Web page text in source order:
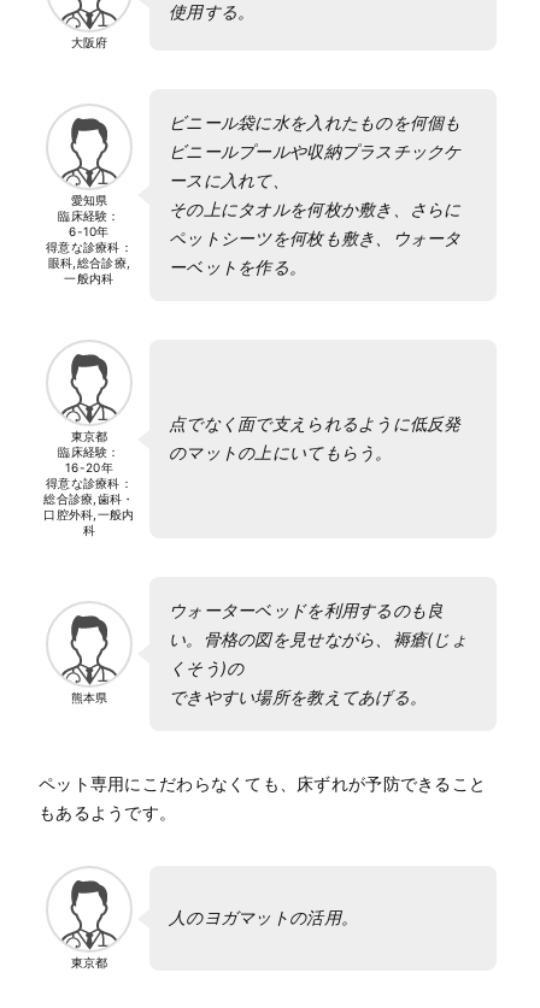
大阪府
使用する。
愛知県
臨床経験：
6-10年
得意な診療科：
眼科,総合診療,
一般内科
ビニール袋に水を入れたものを何個も
ビニールプールや収納プラスチックケ
ースに入れて、
その上にタオルを何枚か敷き、さらに
ペットシーツを何枚も敷き、ウォータ
ーベットを作る。
東京都
臨床経験：
16-20年
得意な診療科：
総合診療,歯科・
口腔外科,一般内
科
点でなく面で支えられるように低反発
のマットの上にいてもらう。
熊本県
ウォーターベッドを利用するのも良
い。骨格の図を見せながら、褥瘡(じょ
くそう)の
できやすい場所を教えてあげる。
ペット専用にこだわらなくても、床ずれが予防できること
もあるようです。
東京都
人のヨガマットの活用。